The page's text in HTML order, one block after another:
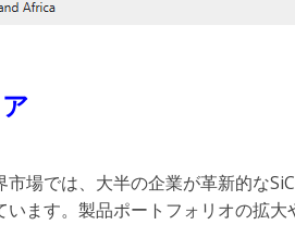
場では、大半の企業が革新的な
ます。製品ポートフォリオの拡